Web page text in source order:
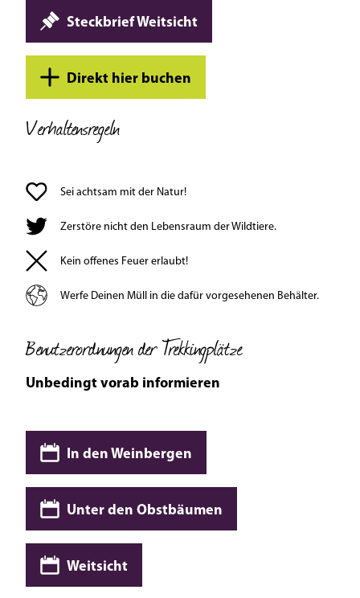
Steckbrief Weitsicht
Direkt hier buchen
Verhaltensregeln
Sei achtsam mit der Natur!
Zerstöre nicht den Lebensraum der Wildtiere.
Kein offenes Feuer erlaubt!
Werfe Deinen Müll in die dafür vorgesehenen Behälter.
Benutzerordnungen der Trekkingplätze
Unbedingt vorab informieren
In den Weinbergen
Unter den Obstbäumen
Weitsicht